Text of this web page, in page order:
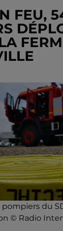
FEU,
du
© Radio